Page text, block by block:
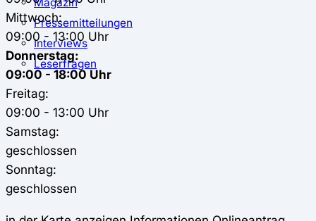
Pressemitteilungen
Interviews
Leserfragen
Mittwoch:
09:00 - 13:00 Uhr
Donnerstag:
09:00 - 18:00 Uhr
Freitag:
09:00 - 13:00 Uhr
Samstag:
geschlossen
Sonntag:
geschlossen